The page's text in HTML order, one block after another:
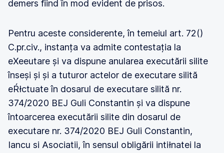
demers fiind în mod evident de prisos.
Pentru aceste considerente, în temeiul art. 72()
C.pr.civ., instanța va admite contestația la
eXeeutare și va dispune anularea executării silite
înseși și și a tuturor actelor de executare silită
eŔłctuate în dosarul de executare silită nr.
374/2020 BEJ Guli Constantin și va dispune
întoarcerea executării silite din dosarul de
executare nr. 374/2020 BEJ Guli Constantin,
Iancu si Asociatii, în sensul obligării intiłnatei la